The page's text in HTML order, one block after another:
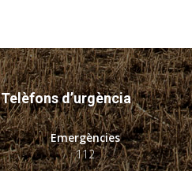
Telèfons d’urgència
Emergències
112